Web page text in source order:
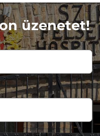
üzenetet!